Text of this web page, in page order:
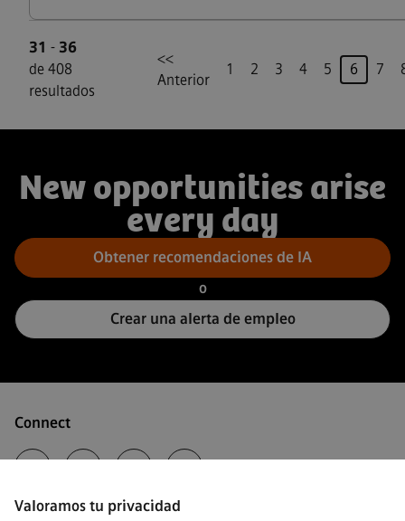
Valoramos tu privacidad
31 - 36
de 408
resultados
<<
Anterior
1 2 3 4 5 Página
6 7
New opportunities arise
every day
Obtener recomendaciones de IA
o
Crear una alerta de empleo
Connect